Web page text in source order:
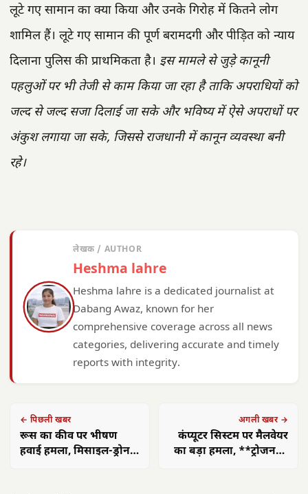
लूटे गए सामान का क्या किया और उनके गिरोह में कितने लोग
शामिल हैं। लूटे गए सामान की पूर्ण बरामदगी और पीड़ित को न्याय
दिलाना पुलिस की प्राथमिकता है। इस मामले से जुड़े कानूनी
पहलुओं पर भी तेजी से काम किया जा रहा है ताकि अपराधियों को
जल्द से जल्द सजा दिलाई जा सके और भविष्य में ऐसे अपराधों पर
अंकुश लगाया जा सके, जिससे राजधानी में कानून व्यवस्था बनी
रहे।
लेखक / AUTHOR
Heshma lahre
Heshma lahre is a dedicated journalist at
Dabang Awaz, known for her
comprehensive coverage across all news
categories, delivering accurate and timely
reports with integrity.
← पिछली खबर
रूस का कीव पर भीषण
हवाई हमला, मिसाइल-ड्रोन
अगली खबर →
कंप्यूटर सिस्टम पर मैलवेयर
का बड़ा हमला, **ट्रोजन**